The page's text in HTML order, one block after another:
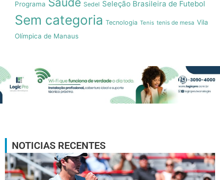
Programa Sedel Seleção Brasileira de Futebol
Sem categoria Tecnologia Tenis tenis de mesa Vila
Olímpica de Manaus
NOTICIAS RECENTES